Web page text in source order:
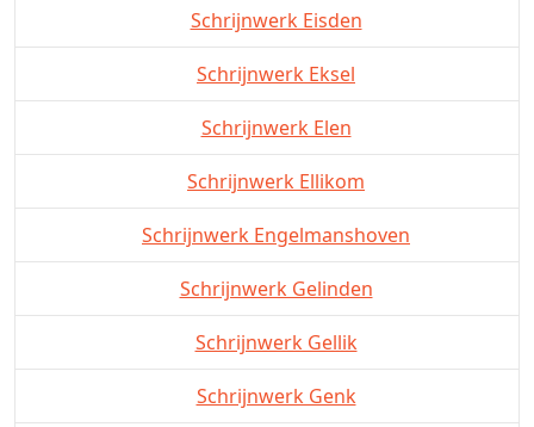
Schrijnwerk Eisden
Schrijnwerk Eksel
Schrijnwerk Elen
Schrijnwerk Ellikom
Schrijnwerk Engelmanshoven
Schrijnwerk Gelinden
Schrijnwerk Gellik
Schrijnwerk Genk